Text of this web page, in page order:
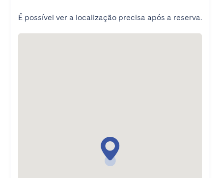
É possível ver a localização precisa após a reserva.